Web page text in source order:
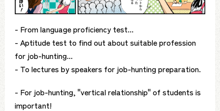
- From language proficiency test...
- Aptitude test to find out about suitable profession
for job-hunting...
- To lectures by speakers for job-hunting preparation.
- For job-hunting, "vertical relationship" of students is
important!